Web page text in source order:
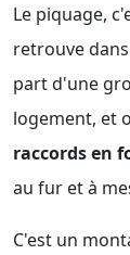
Le piquage,
retrouve
part d'une
logement, et
raccords en
au fur et à
C'est un